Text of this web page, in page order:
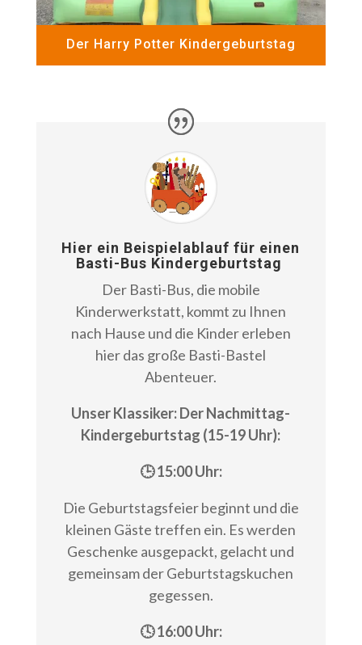
Der Harry Potter Kindergeburtstag
Hier ein Beispielablauf für einen
Basti-Bus Kindergeburtstag
Der Basti-Bus, die mobile
Kinderwerkstatt, kommt zu Ihnen
nach Hause und die Kinder erleben
hier das große Basti-Bastel
Abenteuer.
Unser Klassiker: Der Nachmittag-
Kindergeburtstag (15-19 Uhr):
🕒 15:00 Uhr:
Die Geburtstagsfeier beginnt und die
kleinen Gäste treffen ein. Es werden
Geschenke ausgepackt, gelacht und
gemeinsam der Geburtstagskuchen
gegessen.
🕓 16:00 Uhr: